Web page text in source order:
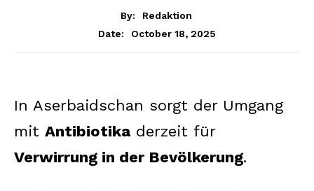
By:
Redaktion
Date:
October 18, 2025
In Aserbaidschan sorgt der Umgang
mit Antibiotika derzeit für
Verwirrung in der Bevölkerung.